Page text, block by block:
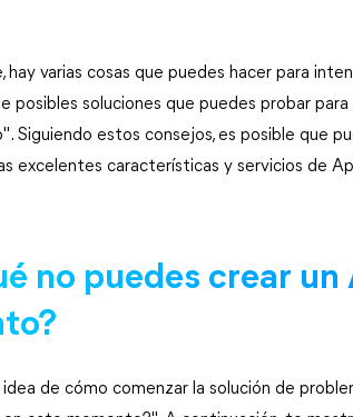
varias cosas que puedes hacer para
posibles soluciones que puedes probar
Siguiendo estos consejos, es posible que
excelentes características y servicios de
no puedes crear
idea de cómo comenzar la solución de